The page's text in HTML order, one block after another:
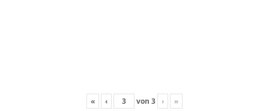
« ‹ von 3 › »